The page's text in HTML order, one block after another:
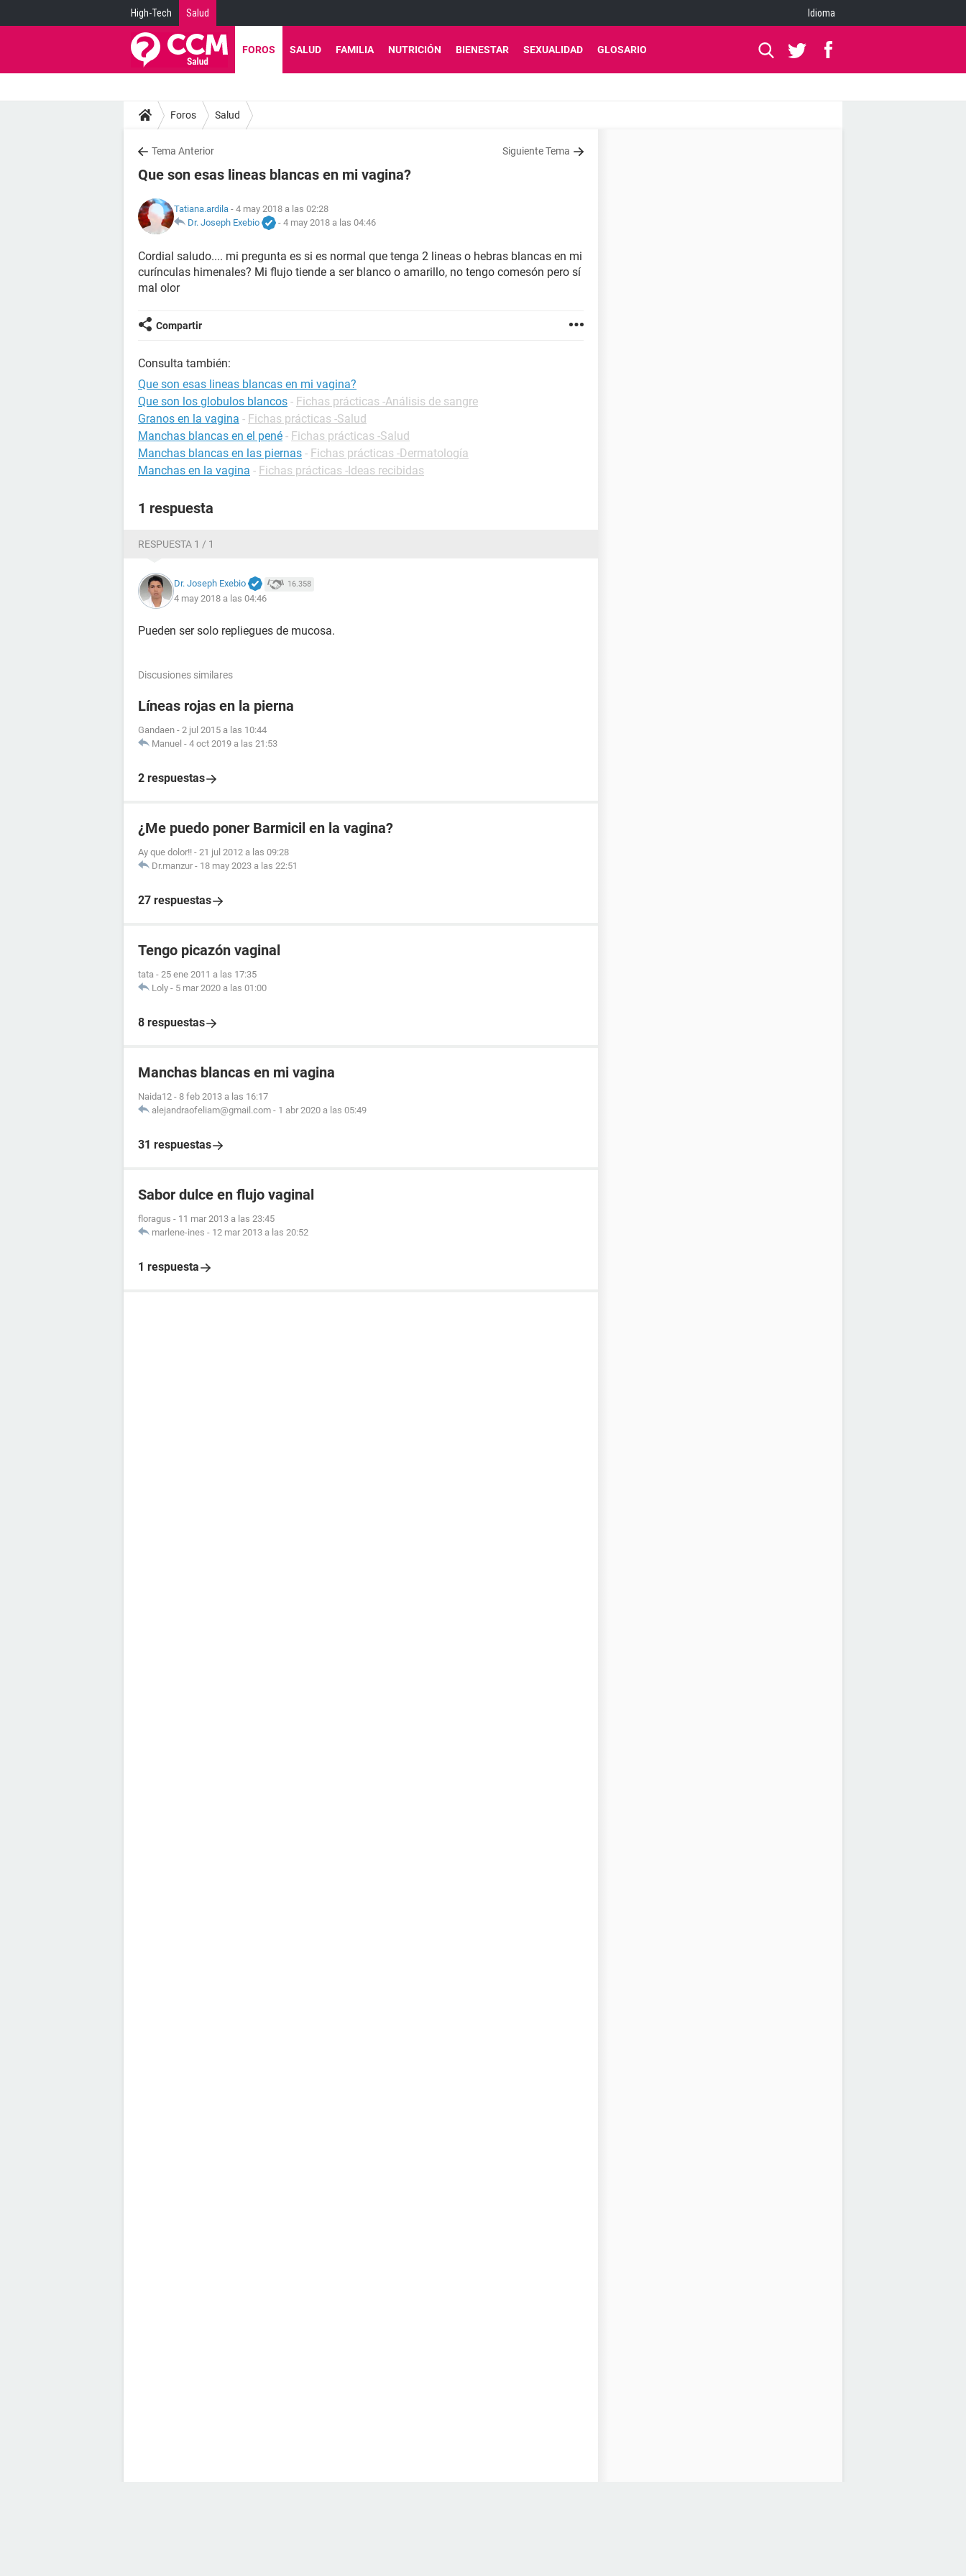
High-Tech Salud Idioma
FOROS SALUD FAMILIA NUTRICIÓN BIENESTAR SEXUALIDAD GLOSARIO
Foros Salud
Tema Anterior Siguiente Tema
Que son esas lineas blancas en mi vagina?
Tatiana.ardila - 4 may 2018 a las 02:28
Dr. Joseph Exebio
- 4 may 2018 a las 04:46
Cordial saludo.... mi pregunta es si es normal que tenga 2 lineas o hebras blancas en mi
curínculas himenales? Mi flujo tiende a ser blanco o amarillo, no tengo comesón pero sí
mal olor
Compartir
Consulta también:
Que son esas lineas blancas en mi vagina?
Que son los globulos blancos - Fichas prácticas -Análisis de sangre
Granos en la vagina - Fichas prácticas -Salud
Manchas blancas en el pené - Fichas prácticas -Salud
Manchas blancas en las piernas - Fichas prácticas -Dermatología
Manchas en la vagina - Fichas prácticas -Ideas recibidas
1 respuesta
RESPUESTA 1 / 1
Dr. Joseph Exebio 16.358
4 may 2018 a las 04:46
Pueden ser solo repliegues de mucosa.
Discusiones similares
Líneas rojas en la pierna
Gandaen - 2 jul 2015 a las 10:44
Manuel - 4 oct 2019 a las 21:53
2 respuestas
¿Me puedo poner Barmicil en la vagina?
Ay que dolor!! - 21 jul 2012 a las 09:28
Dr.manzur - 18 may 2023 a las 22:51
27 respuestas
Tengo picazón vaginal
tata - 25 ene 2011 a las 17:35
Loly - 5 mar 2020 a las 01:00
8 respuestas
Manchas blancas en mi vagina
Naida12 - 8 feb 2013 a las 16:17
alejandraofeliam@gmail.com - 1 abr 2020 a las 05:49
31 respuestas
Sabor dulce en flujo vaginal
floragus - 11 mar 2013 a las 23:45
marlene-ines - 12 mar 2013 a las 20:52
1 respuesta